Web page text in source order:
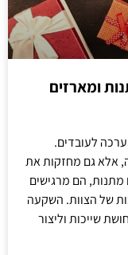
ומארזים
לעובדים.
אלא גם מחזקות את
הם מרגישים
של הצוות. השקעה
שייכות וליצור